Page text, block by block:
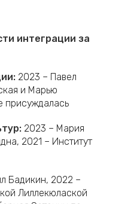
интеграции за
2023 – Павел
и Марью
присуждалась
2023 – Мария
2021 – Институт
Бадикин, 2022 –
Лиллекюлаской